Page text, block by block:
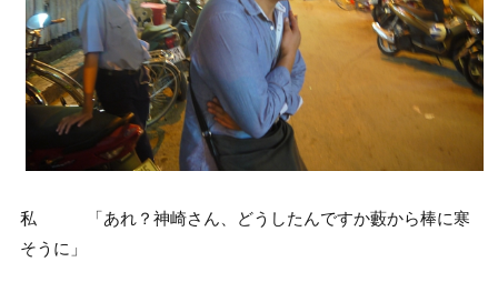
私 「あれ？神崎さん、どうしたんですか藪から棒に寒
そうに」